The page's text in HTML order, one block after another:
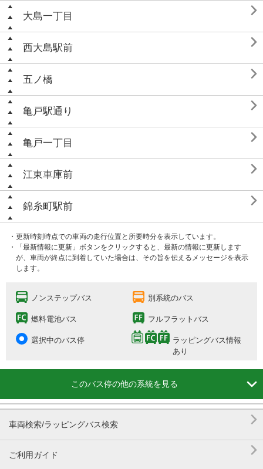
大島一丁目 
西大島駅前 
五ノ橋 
亀戸駅通り 
亀戸一丁目 
江東車庫前 
錦糸町駅前 
・更新時刻時点での車両の走行位置と所要時分を表示しています。
・「最新情報に更新」ボタンをクリックすると、最新の情報に更新します
が、車両が終点に到着していた場合は、その旨を伝えるメッセージを表示
します。
ノンステップバス 別系統のバス
燃料電池バス フルフラットバス
選択中のバス停
ラッピングバス情報
あり
このバス停の他の系統を見る 
車両検索/ラッピングバス検索 
ご利用ガイド 